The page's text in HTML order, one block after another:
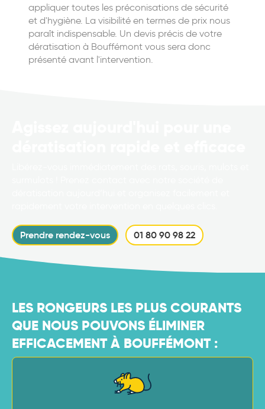
appliquer toutes les préconisations de sécurité
et d'hygiène. La visibilité en termes de prix nous
paraît indispensable. Un devis précis de votre
dératisation à Bouffémont vous sera donc
présenté avant l'intervention.
Prendre rendez-vous 01 80 90 98 22
LES RONGEURS LES PLUS COURANTS
QUE NOUS POUVONS ÉLIMINER
EFFICACEMENT À BOUFFÉMONT :